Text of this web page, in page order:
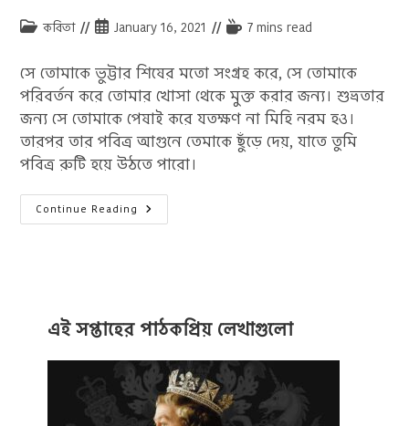
Postকবিতা
PostJanuary 16, 2021
Reading7 mins read
সে তোমাকে ভুট্টার শিষের মতো সংগ্রহ করে, সে তোমাকে
পরিবর্তন করে তোমার খোসা থেকে মুক্ত করার জন্য। শুভ্রতার
জন্য সে তোমাকে পেষাই করে যতক্ষণ না মিহি নরম হও।
তারপর তার পবিত্র আগুনে তেমাকে ছুঁড়ে দেয়, যাতে তুমি
পবিত্র রুটি হয়ে উঠতে পারো।
Continue Reading কাহলিল
জিবরানের
এই সপ্তাহের পাঠকপ্রিয় লেখাগুলো